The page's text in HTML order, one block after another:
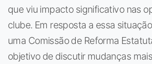
que viu impacto significativo nas
clube. Em resposta a essa
uma Comissão de Reforma
objetivo de discutir mudanças